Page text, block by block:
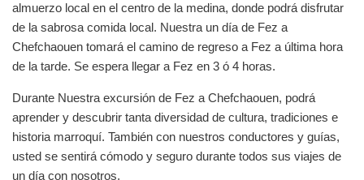
almuerzo local en el centro de la medina, donde podrá disfrutar
de la sabrosa comida local. Nuestra un día de Fez a
Chefchaouen tomará el camino de regreso a Fez a última hora
de la tarde. Se espera llegar a Fez en 3 ó 4 horas.
Durante Nuestra excursión de Fez a Chefchaouen, podrá
aprender y descubrir tanta diversidad de cultura, tradiciones e
historia marroquí. También con nuestros conductores y guías,
usted se sentirá cómodo y seguro durante todos sus viajes de
un día con nosotros.